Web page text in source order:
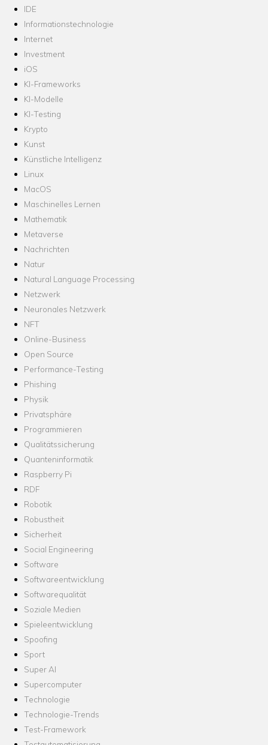
IDE
Informationstechnologie
Internet
Investment
iOS
KI-Frameworks
KI-Modelle
KI-Testing
Krypto
Kunst
Künstliche Intelligenz
Linux
MacOS
Maschinelles Lernen
Mathematik
Metaverse
Nachrichten
Natur
Natural Language Processing
Netzwerk
Neuronales Netzwerk
NFT
Online-Business
Open Source
Performance-Testing
Phishing
Physik
Privatsphäre
Programmieren
Qualitätssicherung
Quanteninformatik
Raspberry Pi
RDF
Robotik
Robustheit
Sicherheit
Social Engineering
Software
Softwareentwicklung
Softwarequalität
Soziale Medien
Spieleentwicklung
Spoofing
Sport
Super AI
Supercomputer
Technologie
Technologie-Trends
Test-Framework